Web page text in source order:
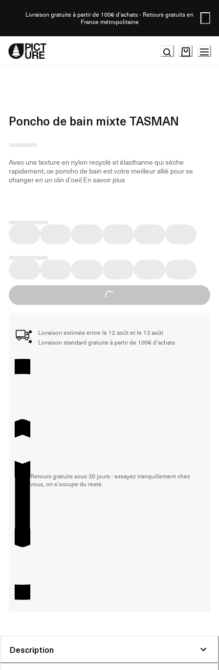
Livraison gratuite à partir de 100€ d'achats - Retours gratuits en
France métropolitaine
Poncho de bain mixte TASMAN
Avec une texture en nylon recyclé et élasthanne qui sèche
rapidement, ce poncho de bain est votre meilleur allié pour se
changer en un clin d’oeilEn savoir plus
Loading...
Livraison estimée entre le 12 août et le 13 août
Livraison standard gratuite à partir de 100€ d'achats
Retours gratuits sous 30 jours : essayez tranquillement chez
vous, on s'occupe du reste.
Description